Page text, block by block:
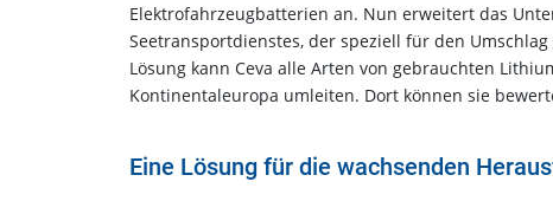
Elektrofahrzeugbatterien an. Nun erweitert das
Seetransportdienstes, der speziell für den
Lösung kann Ceva alle Arten von gebrauchten
Kontinentaleuropa umleiten. Dort können sie
Eine Lösung für die wachsenden